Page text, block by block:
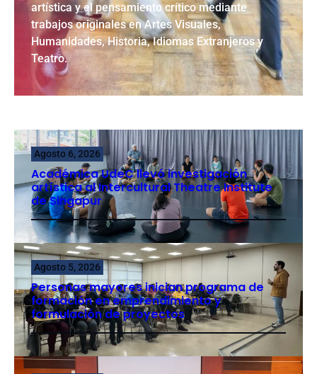
artística y el pensamiento crítico mediante
trabajos originales en Artes Visuales,
Humanidades, Historia, Idiomas Extranjeros y
Teatro.
Agosto 6, 2026
Académica UdeC llevó investigación
artística al Intercultural Theatre Institute
de Singapur
Agosto 5, 2026
Personas mayores inician programa de
formación en emprendimiento y
formulación de proyectos